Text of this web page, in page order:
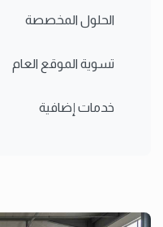
الحلول المخصصة
تسوية الموقع العام
خدمات إضافية